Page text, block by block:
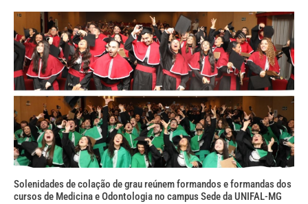
Solenidades de colação de grau reúnem formandos e formandas dos
cursos de Medicina e Odontologia no campus Sede da UNIFAL-MG